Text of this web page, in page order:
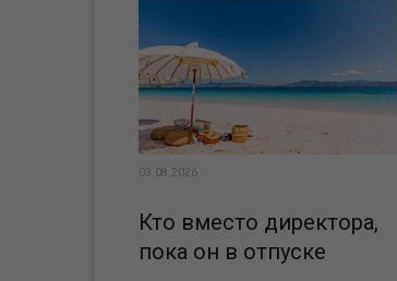
03.08.2026
Кто вместо директора,
пока он в отпуске